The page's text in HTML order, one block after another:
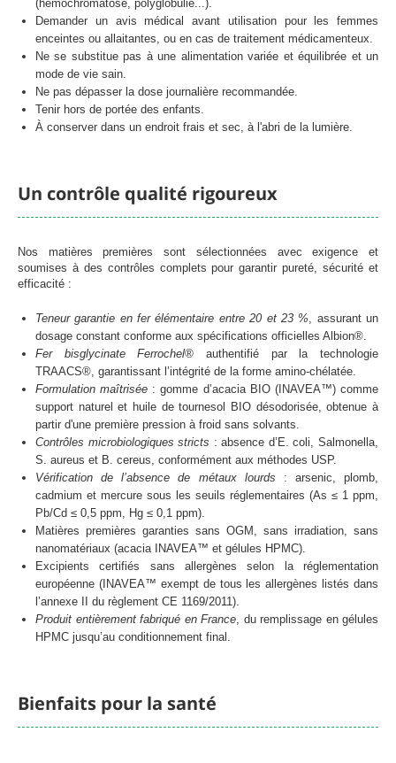
(hémochromatose, polyglobulie...).
Demander un avis médical avant utilisation pour les femmes
enceintes ou allaitantes, ou en cas de traitement médicamenteux.
Ne se substitue pas à une alimentation variée et équilibrée et un
mode de vie sain.
Ne pas dépasser la dose journalière recommandée.
Tenir hors de portée des enfants.
À conserver dans un endroit frais et sec, à l'abri de la lumière.
Un contrôle qualité rigoureux
Nos matières premières sont sélectionnées avec exigence et
soumises à des contrôles complets pour garantir pureté, sécurité et
efficacité :
Teneur garantie en fer élémentaire entre 20 et 23 %, assurant un
dosage constant conforme aux spécifications officielles Albion®.
Fer bisglycinate Ferrochel® authentifié par la technologie
TRAACS®, garantissant l’intégrité de la forme amino-chélatée.
Formulation maîtrisée : gomme d’acacia BIO (INAVEA™) comme
support naturel et huile de tournesol BIO désodorisée, obtenue à
partir d'une première pression à froid sans solvants.
Contrôles microbiologiques stricts : absence d’E. coli, Salmonella,
S. aureus et B. cereus, conformément aux méthodes USP.
Vérification de l’absence de métaux lourds : arsenic, plomb,
cadmium et mercure sous les seuils réglementaires (As ≤ 1 ppm,
Pb/Cd ≤ 0,5 ppm, Hg ≤ 0,1 ppm).
Matières premières garanties sans OGM, sans irradiation, sans
nanomatériaux (acacia INAVEA™ et gélules HPMC).
Excipients certifiés sans allergènes selon la réglementation
européenne (INAVEA™ exempt de tous les allergènes listés dans
l’annexe II du règlement CE 1169/2011).
Produit entièrement fabriqué en France, du remplissage en gélules
HPMC jusqu’au conditionnement final.
Bienfaits pour la santé